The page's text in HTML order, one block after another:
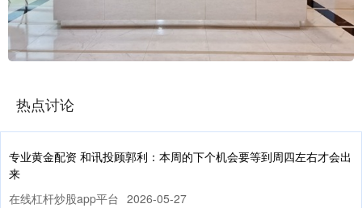
热点讨论
专业黄金配资 和讯投顾郭利：本周的下个机会要等到周四左右才会出
来
在线杠杆炒股app平台 2026-05-27